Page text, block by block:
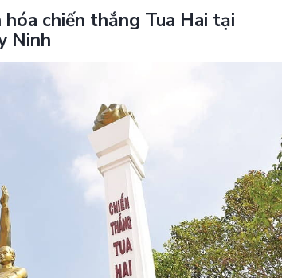
chiến thắng Tua Hai tại
Ninh